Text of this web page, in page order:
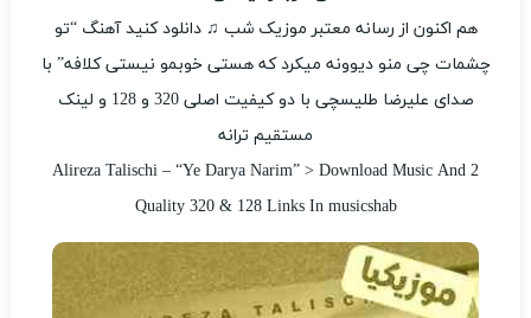
هم اکنون از رسانه معتبر موزیک شب ♫ دانلود کنید آهنگ “تو
چشمات چی منو دیوونه میکرد که هستی خوبمو نیستی کلافه” با
صدای علیرضا طلیسچی با دو کیفیت اصلی 320 و 128 و لینک
مستقیم ترانه
Alireza Talischi – “Ye Darya Narim” > Download Music And 2
Quality 320 & 128 Links In musicshab